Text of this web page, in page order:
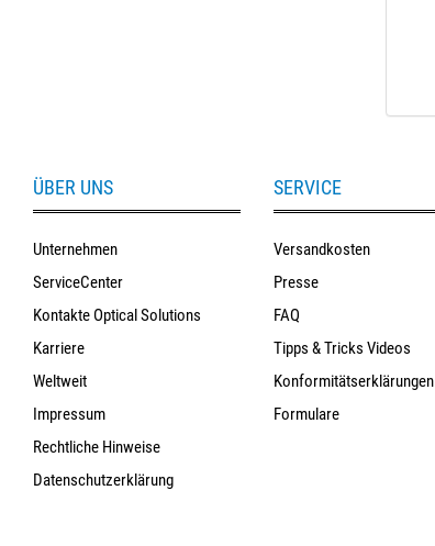
ÜBER UNS
Unternehmen
ServiceCenter
Kontakte Optical Solutions
Karriere
Weltweit
Impressum
Rechtliche Hinweise
Datenschutzerklärung
SERVICE
Versandkosten
Presse
FAQ
Tipps & Tricks Videos
Konformitätserklärungen
Formulare